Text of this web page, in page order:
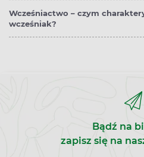
Wcześniactwo – czym
wcześniak?
Bądź na
zapisz się na